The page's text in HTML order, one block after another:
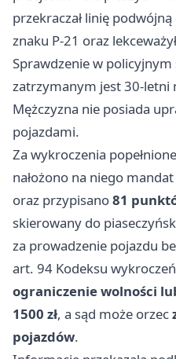
przekraczał linię podwójną
znaku P-21 oraz
Sprawdzenie w policyjnym
zatrzymanym jest 30-letni
Mężczyzna nie posiada
pojazdami.
Za wykroczenia
nałożono na niego
oraz przypisano81
skierowany do
za prowadzenie pojazdu
art. 94 Kodeksu
ograniczenie wolności
1500 zł, a sąd może orzec
pojazdów.